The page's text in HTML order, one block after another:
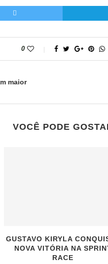
0
maior
VOCÊ PODE
GUSTAVO KIRYLA
NOVA VITÓRIA NA
RACE